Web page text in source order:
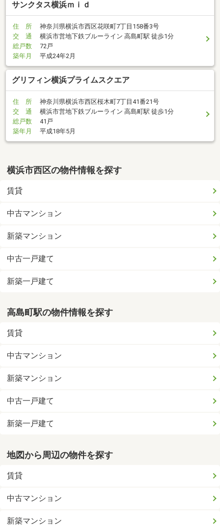
サンクタス横浜ｍｉｄ
住 所
神奈川県横浜市西区花咲町7丁目158番3号
交 通
横浜市営地下鉄ブルーライン 高島町駅 徒歩1分
総戸数
72戸
築年月
平成24年2月
グリフィン横浜プライムスクエア
住 所
神奈川県横浜市西区桜木町7丁目41番21号
交 通
横浜市営地下鉄ブルーライン 高島町駅 徒歩1分
総戸数
41戸
築年月
平成18年5月
横浜市西区の物件情報を探す
賃貸
中古マンション
新築マンション
中古一戸建て
新築一戸建て
高島町駅の物件情報を探す
賃貸
中古マンション
新築マンション
中古一戸建て
新築一戸建て
地図から周辺の物件を探す
賃貸
中古マンション
新築マンション